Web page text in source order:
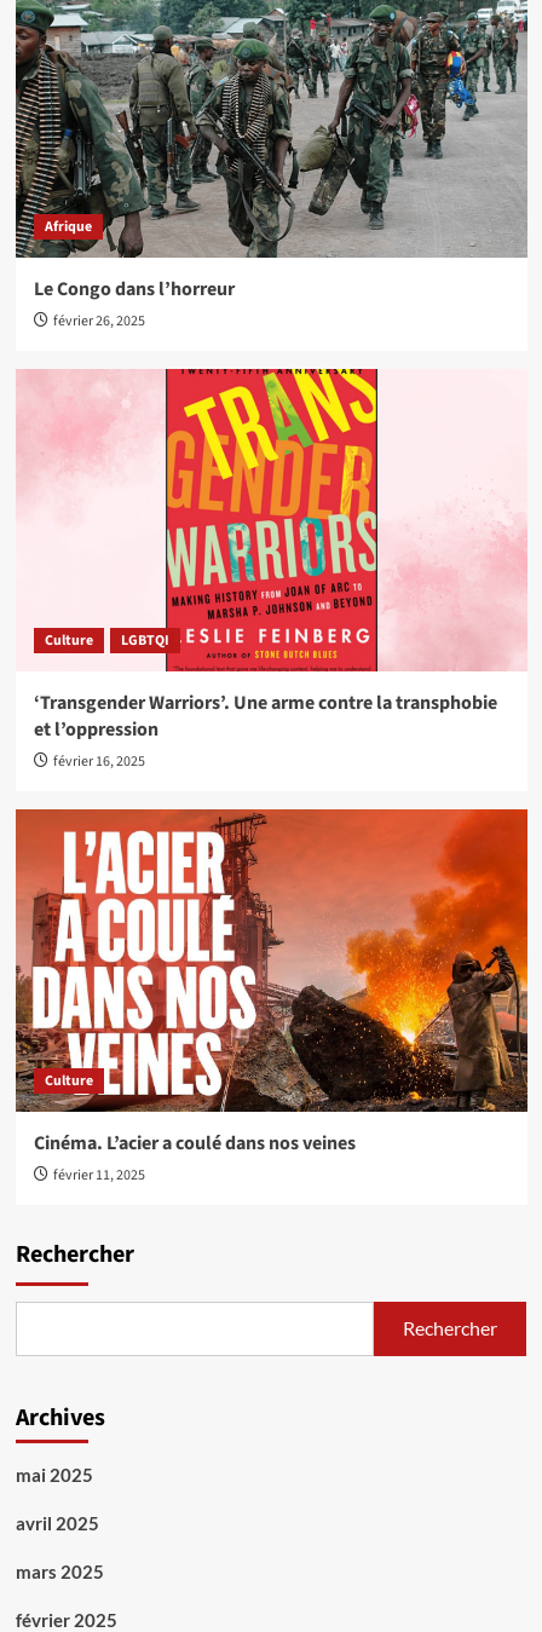
Afrique
Le Congo dans l’horreur
février 26, 2025
Culture LGBTQI
‘Transgender Warriors’. Une arme contre la transphobie
et l’oppression
février 16, 2025
Culture
Cinéma. L’acier a coulé dans nos veines
février 11, 2025
Rechercher
Rechercher
Archives
mai 2025
avril 2025
mars 2025
février 2025